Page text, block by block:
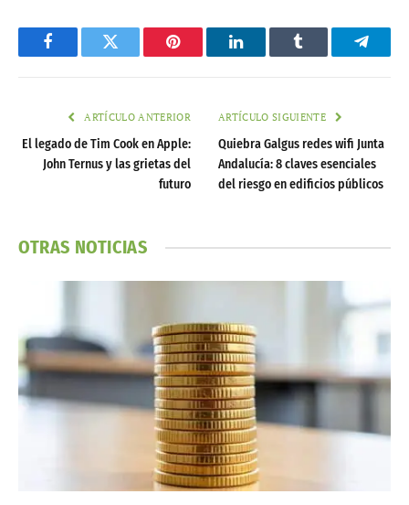
FacebookTwitter Pinterest LinkedInTumblr
ARTÍCULO ANTERIOR
El legado de Tim Cook en Apple:
John Ternus y las grietas del
futuro
ARTÍCULO SIGUIENTE
Quiebra Galgus redes wifi Junta
Andalucía: 8 claves esenciales
del riesgo en edificios públicos
OTRAS NOTICIAS